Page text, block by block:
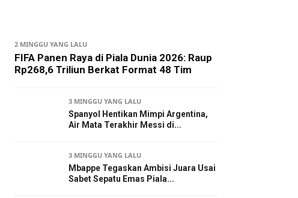
2 MINGGU YANG LALU
FIFA Panen Raya di Piala Dunia 2026: Raup
Rp268,6 Triliun Berkat Format 48 Tim
3 MINGGU YANG LALU
Spanyol Hentikan Mimpi Argentina,
Air Mata Terakhir Messi di...
3 MINGGU YANG LALU
Mbappe Tegaskan Ambisi Juara Usai
Sabet Sepatu Emas Piala...